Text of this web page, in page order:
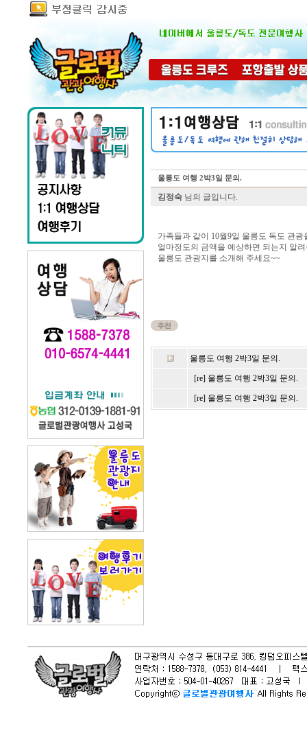
울릉도 여행 2박3일 문의.
김정숙 님의 글입니다.
가족들과 같이 10월9일 울릉도 독도 관
얼마정도의 금액을 예상하면 되는지 알
울릉도 관광지를 소개해 주세요~~
울릉도 여행 2박3일 문의.
[re] 울릉도 여행 2박3일 문의.
[re] 울릉도 여행 2박3일 문의.